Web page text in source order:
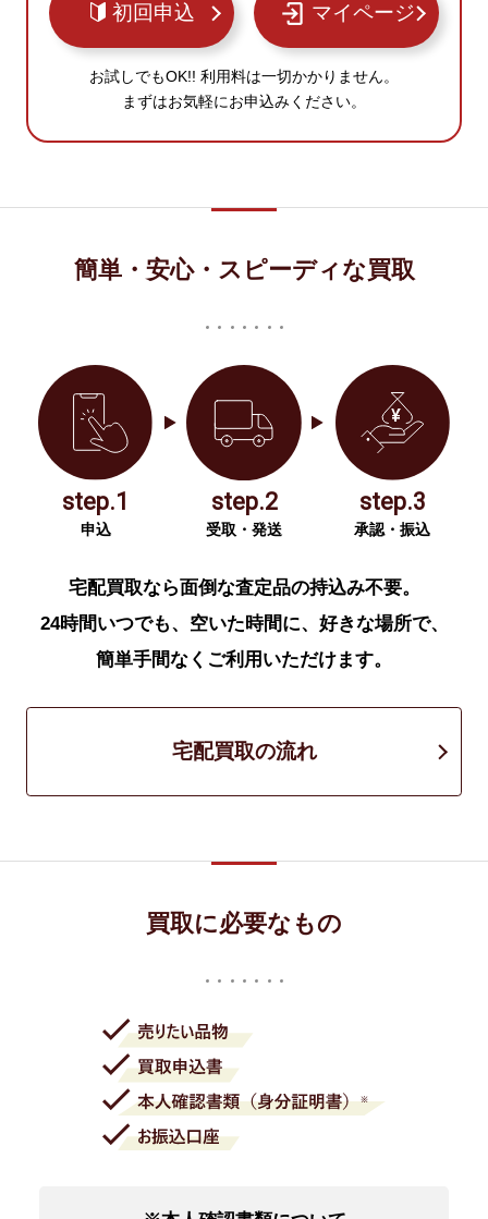
初回申込 マイページ
お試しでもOK!! 利用料は一切かかりません。
まずはお気軽にお申込みください。
簡単・安心・スピーディな買取
step.1
申込
step.2
受取・発送
step.3
承認・振込
宅配買取なら面倒な査定品の持込み不要。
24時間いつでも、空いた時間に、好きな場所で、
簡単手間なくご利用いただけます。
宅配買取の流れ
買取に必要なもの